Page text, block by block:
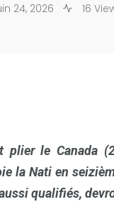
24, 2026 16
plier le Canada
la Nati en
qualifiés,